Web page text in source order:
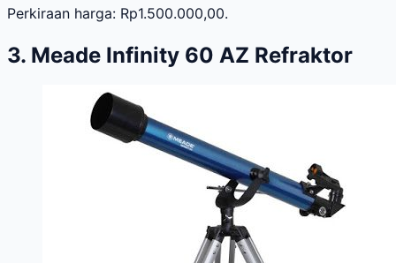
Perkiraan harga: Rp1.500.000,00.
3. Meade Infinity 60 AZ Refraktor